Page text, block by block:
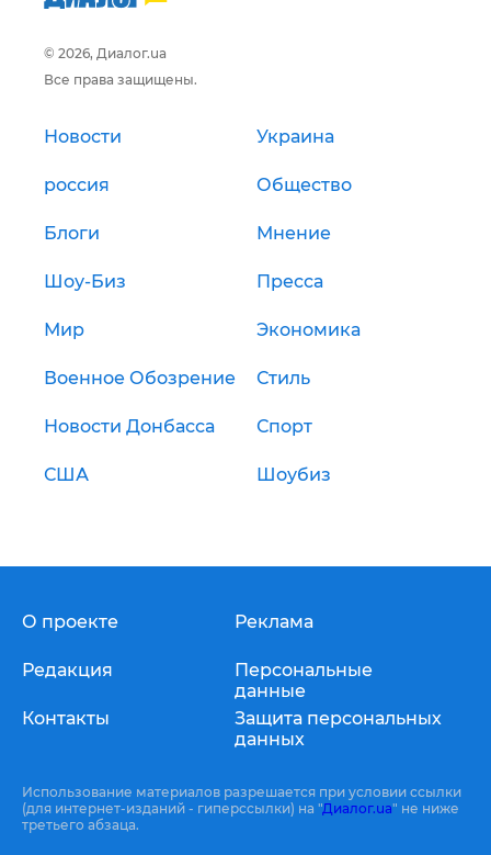
© 2026, Диалог.ua
Все права защищены.
Новости Украина
россия Общество
Блоги Мнение
Шоу-Биз Пресса
Мир Экономика
Военное Обозрение Стиль
Новости Донбасса Спорт
США Шоубиз
О проекте
Редакция
Контакты
Реклама
Персональные
данные
Защита персональных
данных
Использование материалов разрешается при условии ссылки
(для интернет-изданий - гиперссылки) на "Диалог.ua" не ниже
третьего абзаца.